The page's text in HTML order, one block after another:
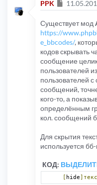
PPK
Существует мод
https://
e_bbcodes/,
кодов скрывать
сообщение
пользователей
пользователей
сообщений,
кого-то, а
определённым
кол. сообщений
Для скрытия
используется
КОД:
[ hide